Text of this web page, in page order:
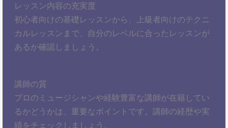
レッスン内容の充実度
初心者向けの基礎レッスンから、上級者向けのテクニ
カルレッスンまで、自分のレベルに合ったレッスンが
あるか確認しましょう。
講師の質
プロのミュージシャンや経験豊富な講師が在籍してい
るかどうかは、重要なポイントです。講師の経歴や実
績をチェックしましょう。